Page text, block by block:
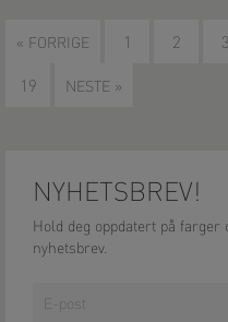
« FORRIGE 1 2 3
19 NESTE »
NYHETSBREV!
Hold deg oppdatert på
nyhetsbrev.